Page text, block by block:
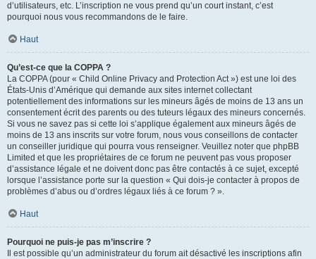
d’utilisateurs, etc. L’inscription ne vous prend qu’un court instant, c’est
pourquoi nous vous recommandons de le faire.
Haut
Qu’est-ce que la COPPA ?
La COPPA (pour « Child Online Privacy and Protection Act ») est une loi des
États-Unis d’Amérique qui demande aux sites internet collectant
potentiellement des informations sur les mineurs âgés de moins de 13 ans un
consentement écrit des parents ou des tuteurs légaux des mineurs concernés.
Si vous ne savez pas si cette loi s’applique également aux mineurs âgés de
moins de 13 ans inscrits sur votre forum, nous vous conseillons de contacter
un conseiller juridique qui pourra vous renseigner. Veuillez noter que phpBB
Limited et que les propriétaires de ce forum ne peuvent pas vous proposer
d’assistance légale et ne doivent donc pas être contactés à ce sujet, excepté
lorsque l’assistance porte sur la question « Qui dois-je contacter à propos de
problèmes d’abus ou d’ordres légaux liés à ce forum ? ».
Haut
Pourquoi ne puis-je pas m’inscrire ?
Il est possible qu’un administrateur du forum ait désactivé les inscriptions afin